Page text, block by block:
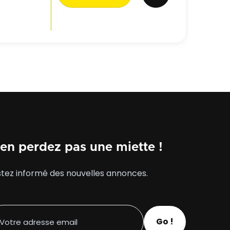
perdez pas une miette !
informé des nouvelles annonces.